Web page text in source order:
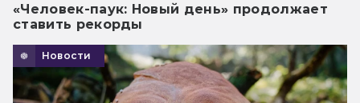
«Человек-паук: Новый день» продолжает
ставить рекорды
Новости